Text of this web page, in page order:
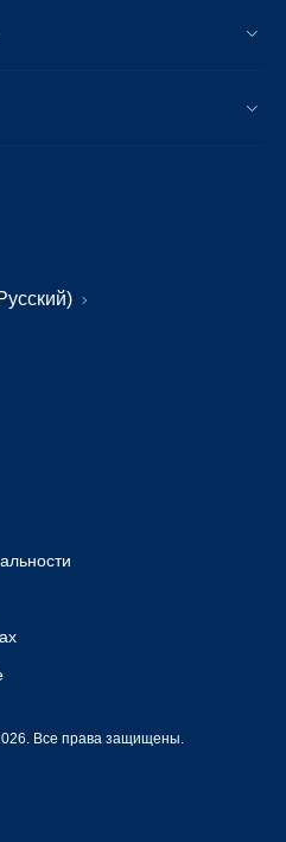
Все права защищены.